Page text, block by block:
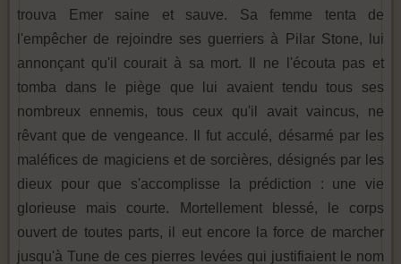
trouva Emer saine et sauve. Sa femme tenta de
l'empêcher de rejoindre ses guerriers à Pilar Stone, lui
annonçant qu'il courait à sa mort. Il ne l'écouta pas et
tomba dans le piège que lui avaient tendu tous ses
nombreux ennemis, tous ceux qu'il avait vaincus, ne
rêvant que de vengeance. Il fut acculé, désarmé par les
maléfices de magiciens et de sorcières, désignés par les
dieux pour que s'accomplisse la prédiction : une vie
glorieuse mais courte. Mortellement blessé, le corps
ouvert de toutes parts, il eut encore la force de marcher
jusqu'à Tune de ces pierres levées qui justifiaient le nom